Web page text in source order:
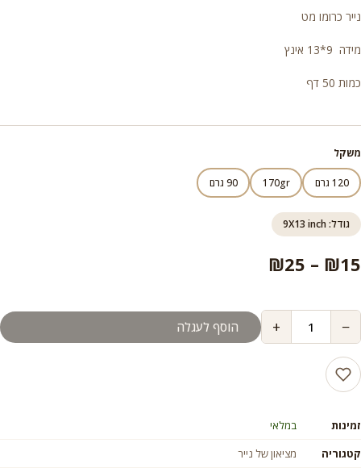
נייר כרומו מט
מידה 9*13 אינץ
כמות 50 דף
משקל
120 גרם 170gr 90 גרם
גודל: 9X13 inch
₪15
–
₪25
−
+ הוסף לעגלה
זמינות
במלאי
קטגוריה
מציאון של נייר